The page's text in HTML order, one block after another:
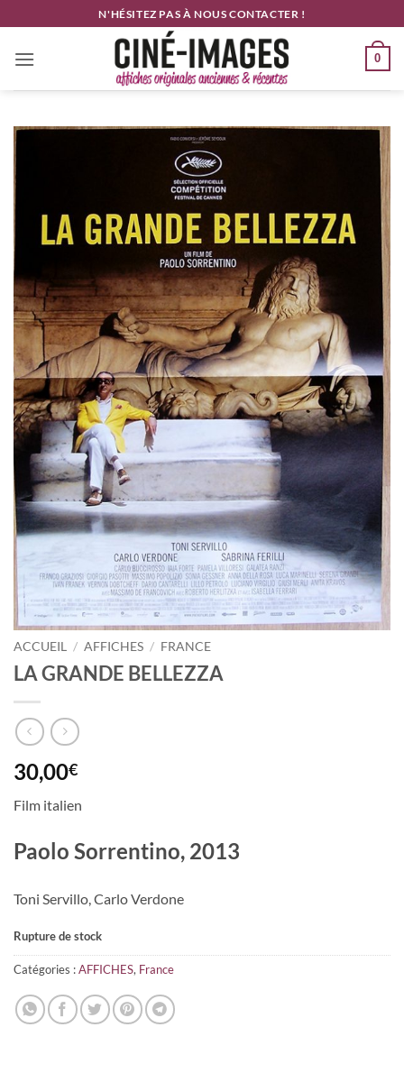
au
contenu
N'HÉSITEZ PAS À NOUS CONTACTER !
0
ACCUEIL / AFFICHES / FRANCE
LA GRANDE BELLEZZA
30,00€
Film italien
Paolo Sorrentino, 2013
Toni Servillo, Carlo Verdone
Rupture de stock
Catégories :AFFICHES, France